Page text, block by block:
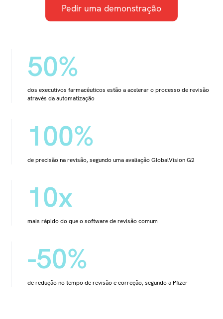
Pedir uma demonstração
50%
dos executivos farmacêuticos estão a acelerar o processo de revisão
através da automatização
100%
de precisão na revisão, segundo uma avaliação GlobalVision G2
10x
mais rápido do que o software de revisão comum
-50%
de redução no tempo de revisão e correção, segundo a Pfizer